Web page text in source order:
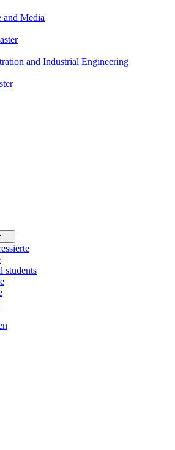
and Media
and Industrial Engineering
students